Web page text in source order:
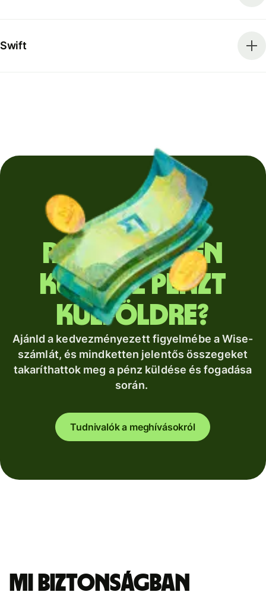
Swift
Rendszeresen
küldesz pénzt
külföldre?
Ajánld a kedvezményezett figyelmébe a Wise-
számlát, és mindketten jelentős összegeket
takaríthattok meg a pénz küldése és fogadása
során.
Tudnivalók a meghívásokról
Mi biztonságban